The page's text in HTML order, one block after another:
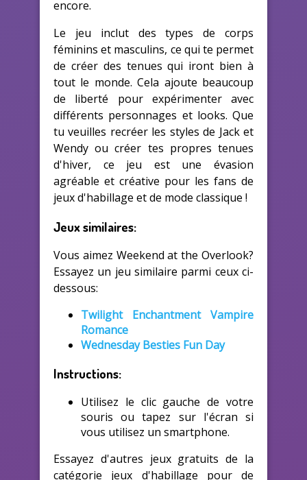
encore.
Le jeu inclut des types de corps
féminins et masculins, ce qui te permet
de créer des tenues qui iront bien à
tout le monde. Cela ajoute beaucoup
de liberté pour expérimenter avec
différents personnages et looks. Que
tu veuilles recréer les styles de Jack et
Wendy ou créer tes propres tenues
d'hiver, ce jeu est une évasion
agréable et créative pour les fans de
jeux d'habillage et de mode classique !
Jeux similaires:
Vous aimez Weekend at the Overlook?
Essayez un jeu similaire parmi ceux ci-
dessous:
Twilight Enchantment Vampire
Romance
Wednesday Besties Fun Day
Instructions:
Utilisez le clic gauche de votre
souris ou tapez sur l'écran si
vous utilisez un smartphone.
Essayez d'autres jeux gratuits de la
catégorie jeux d'habillage pour de